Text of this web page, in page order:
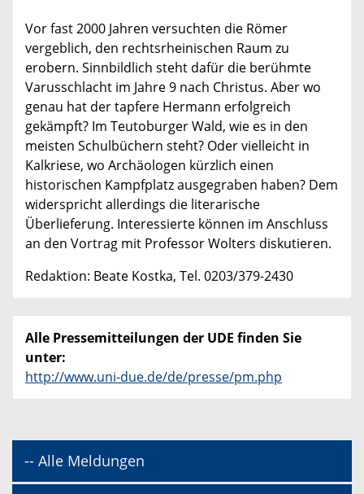
Vor fast 2000 Jahren versuchten die Römer
vergeblich, den rechtsrheinischen Raum zu
erobern. Sinnbildlich steht dafür die berühmte
Varusschlacht im Jahre 9 nach Christus. Aber wo
genau hat der tapfere Hermann erfolgreich
gekämpft? Im Teutoburger Wald, wie es in den
meisten Schulbüchern steht? Oder vielleicht in
Kalkriese, wo Archäologen kürzlich einen
historischen Kampfplatz ausgegraben haben? Dem
widerspricht allerdings die literarische
Überlieferung. Interessierte können im Anschluss
an den Vortrag mit Professor Wolters diskutieren.
Redaktion: Beate Kostka, Tel. 0203/379-2430
Alle Pressemitteilungen der UDE finden Sie
unter:
http://www.uni-due.de/de/presse/pm.php
-- Alle Meldungen